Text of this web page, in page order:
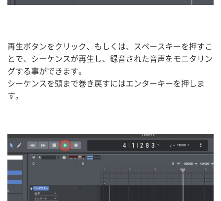
再生ボタンをクリック、もしくは、スペースキーを押すこ
とで、シーケンスが再生し、録音された音声をモニタリン
グする事ができます。
シーケンスを頭まで巻き戻すにはエンターキーを押しま
す。